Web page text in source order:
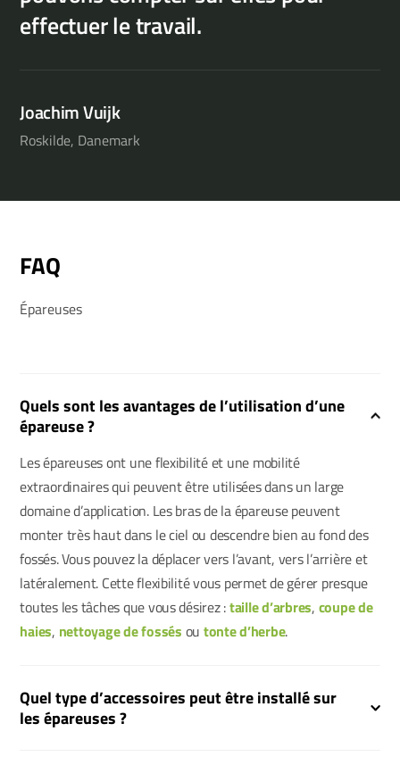
effectuer le travail.
Joachim Vuijk
Roskilde, Danemark
FAQ
Épareuses
Quels sont les avantages de l’utilisation d’une
épareuse ?
Les épareuses ont une flexibilité et une mobilité
extraordinaires qui peuvent être utilisées dans un large
domaine d’application. Les bras de la épareuse peuvent
monter très haut dans le ciel ou descendre bien au fond des
fossés. Vous pouvez la déplacer vers l’avant, vers l’arrière et
latéralement. Cette flexibilité vous permet de gérer presque
toutes les tâches que vous désirez :taille d’arbres, coupe de
haies, nettoyage de fossés ou tonte d’herbe.
Quel type d’accessoires peut être installé sur
les épareuses ?